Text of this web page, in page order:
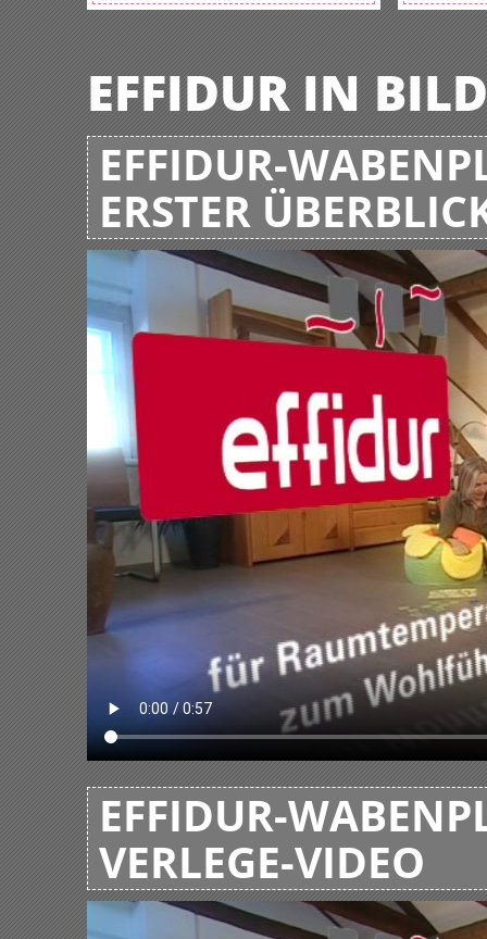
EFFIDUR IN
EFFIDUR-
ERSTER
EFFIDUR-
VERLEGE-VIDEO